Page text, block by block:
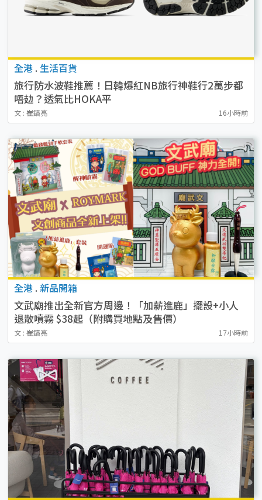
全港 . 生活百貨
旅行防水波鞋推薦！日韓爆紅NB旅行神鞋行2萬步都
唔攰？透氣比HOKA平
文 : 崔鎬亮 16小時前
全港 . 新品開箱
文武廟推出全新官方周邊！「加薪進鹿」擺設+小人
退散噴霧 $38起（附購買地點及售價）
文 : 崔鎬亮 17小時前